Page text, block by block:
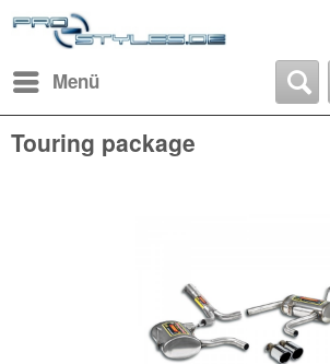
Menü
Touring package